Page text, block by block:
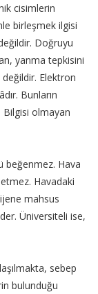
cisimlerin
birleşmek ilgisi
Doğruyu
yanma tepkisini
Elektron
Bunların
Bilgisi olmayan
beğenmez. Hava
Havadaki
mahsus
Üniversiteli ise,
sebep
bulunduğu